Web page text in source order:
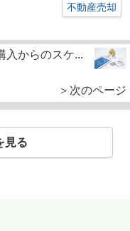
不動産売却
入からのスケ...
＞次のページ
見る